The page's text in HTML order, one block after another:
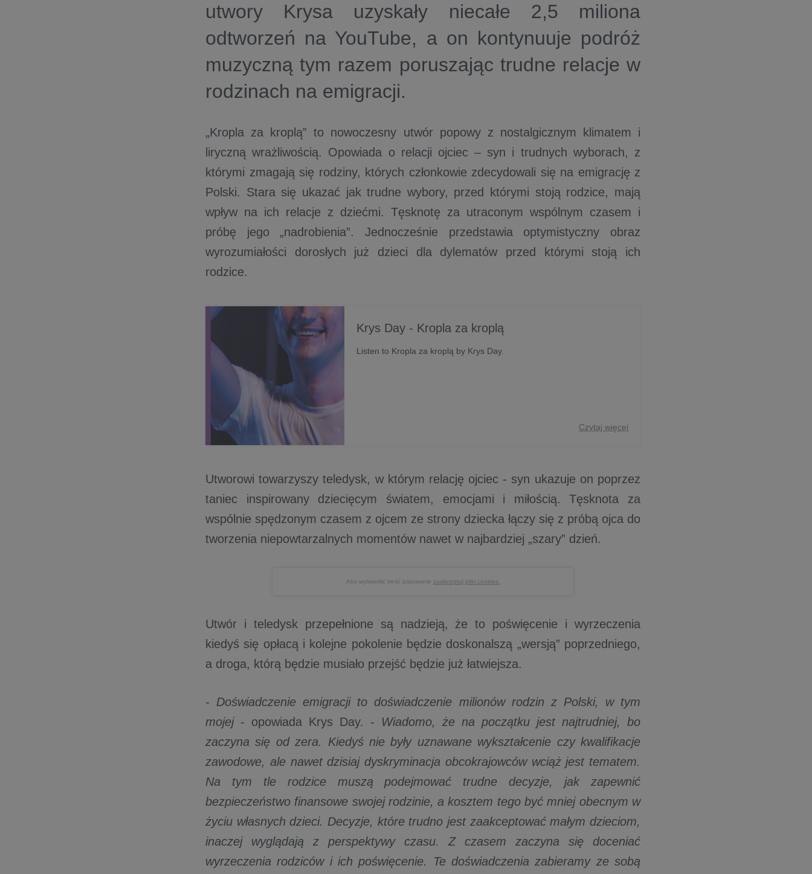
utwory Krysa uzyskały niecałe 2,5 miliona
odtworzeń na YouTube, a on kontynuuje podróż
muzyczną tym razem poruszając trudne relacje w
rodzinach na emigracji.
„Kropla za kroplą” to nowoczesny utwór popowy z nostalgicznym klimatem i
liryczną wrażliwością. Opowiada o relacji ojciec – syn i trudnych wyborach, z
którymi zmagają się rodziny, których członkowie zdecydowali się na emigrację z
Polski. Stara się ukazać jak trudne wybory, przed którymi stoją rodzice, mają
wpływ na ich relacje z dziećmi. Tęsknotę za utraconym wspólnym czasem i
próbę jego „nadrobienia”. Jednocześnie przedstawia optymistyczny obraz
wyrozumiałości dorosłych już dzieci dla dylematów przed którymi stoją ich
rodzice.
Krys Day - Kropla za kroplą
Listen to Kropla za kroplą by Krys Day.
Czytaj więcej
Utworowi towarzyszy teledysk, w którym relację ojciec - syn ukazuje on poprzez
taniec inspirowany dziecięcym światem, emocjami i miłością. Tęsknota za
wspólnie spędzonym czasem z ojcem ze strony dziecka łączy się z próbą ojca do
tworzenia niepowtarzalnych momentów nawet w najbardziej „szary” dzień.
Aby wyświetlić treść poprawnie zaakceptuj pliki cookies.
Utwór i teledysk przepełnione są nadzieją, że to poświęcenie i wyrzeczenia
kiedyś się opłacą i kolejne pokolenie będzie doskonalszą „wersją” poprzedniego,
a droga, którą będzie musiało przejść będzie już łatwiejsza.
- Doświadczenie emigracji to doświadczenie milionów rodzin z Polski, w tym
mojej- opowiada Krys Day. - Wiadomo, że na początku jest najtrudniej, bo
zaczyna się od zera. Kiedyś nie były uznawane wykształcenie czy kwalifikacje
zawodowe, ale nawet dzisiaj dyskryminacja obcokrajowców wciąż jest tematem.
Na tym tle rodzice muszą podejmować trudne decyzje, jak zapewnić
bezpieczeństwo finansowe swojej rodzinie, a kosztem tego być mniej obecnym w
życiu własnych dzieci. Decyzje, które trudno jest zaakceptować małym dzieciom,
inaczej wyglądają z perspektywy czasu. Z czasem zaczyna się doceniać
wyrzeczenia rodziców i ich poświęcenie. Te doświadczenia zabieramy ze sobą